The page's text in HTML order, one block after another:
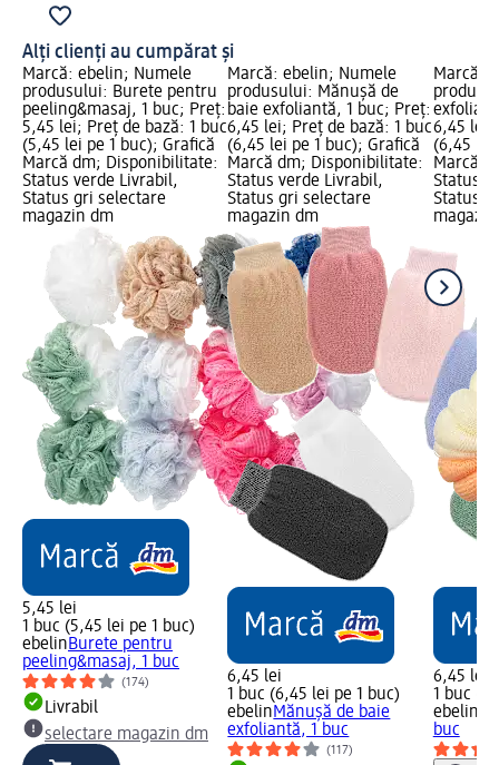
Alți clienți au cumpărat și
Marcă: ebelin; Numele
produsului: Burete pentru
peeling&masaj, 1 buc; Preț:
5,45 lei; Preț de bază: 1 buc
(5,45 lei pe 1 buc); Grafică
Marcă dm; Disponibilitate:
Status verde Livrabil,
Status gri selectare
magazin dm
5,45 lei
1 buc (5,45 lei pe 1 buc)
ebelinBurete pentru
peeling&masaj, 1 buc
(174)
Livrabil
selectare magazin dm
Marcă: ebelin; Numele
produsului: Mănușă de
baie exfoliantă, 1 buc; Preț:
6,45 lei; Preț de bază: 1 buc
(6,45 lei pe 1 buc); Grafică
Marcă dm; Disponibilitate:
Status verde Livrabil,
Status gri selectare
magazin dm
6,45 lei
1 buc (6,45 lei pe 1 buc)
ebelinMănușă de baie
exfoliantă, 1 buc
(117)
Marcă:
6,45 lei;
(6,45 lei
Marcă
Status
Status
6,45 lei
1 buc
ebelin
buc